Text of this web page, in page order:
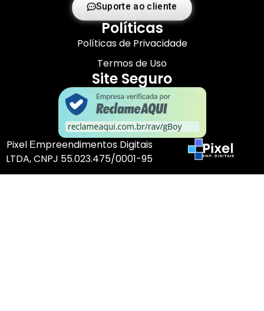
Suporte ao cliente
Políticas
Políticas de Privacidade
Termos de Uso
Site Seguro
Pixel Еmpreendimentos Digitais
LTDA, CNPJ 55.023.475/0001-95